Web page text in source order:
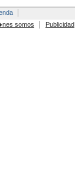
somos Publicidad